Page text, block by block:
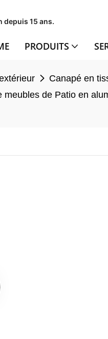
depuis 15 ans.
PRODUITS
Canapé en
de Patio en